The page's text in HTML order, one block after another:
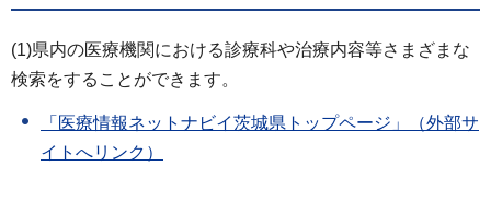
(1)県内の医療機関における診療科や治療内容等さまざまな
検索をすることができます。
「医療情報ネットナビイ茨城県トップページ」
（外部サ
イトへリンク）